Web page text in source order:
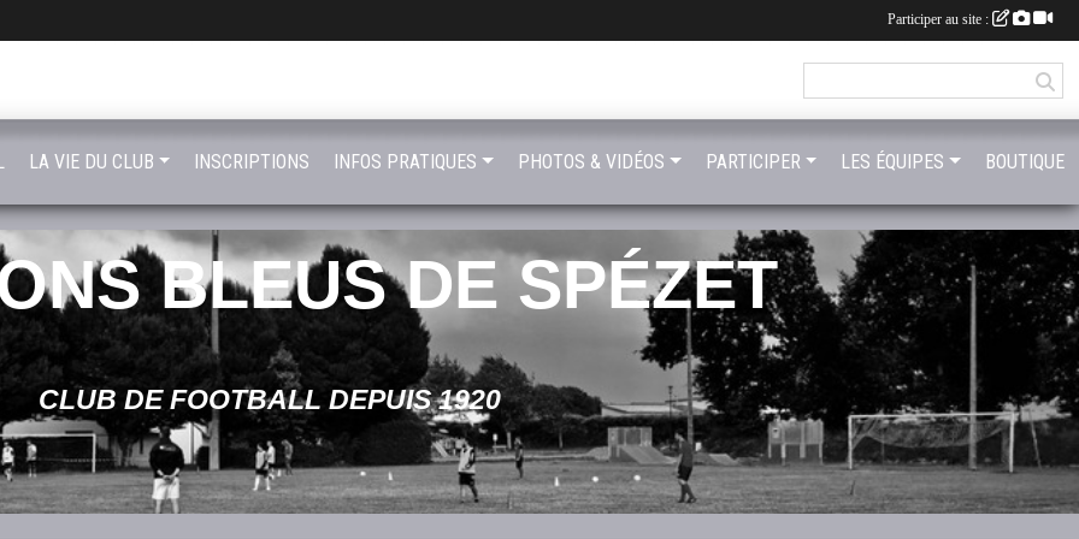
BLEUS DE SPÉZET
CLUB DE FOOTBALL DEPUIS 1920
LA VIE DU CLUB INSCRIPTIONS INFOS PRATIQUES PHOTOS & VIDÉOS PARTICIPER LES ÉQUIPES BOUTIQUE
Participer au site :